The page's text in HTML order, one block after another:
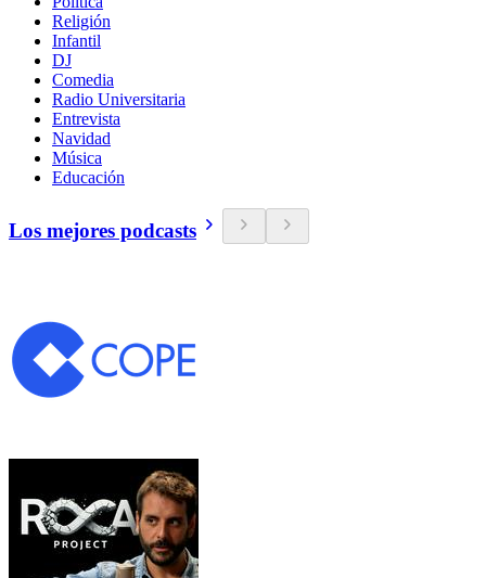
Religión
Infantil
DJ
Comedia
Radio Universitaria
Entrevista
Navidad
Música
Educación
Los mejores podcasts